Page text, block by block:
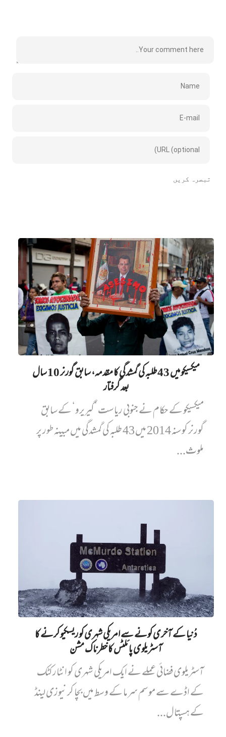
میکسیکو میں 43 طلبہ کی گمشدگی کا مقدمہ، سابق گورنر 10 سال
بعد گرفتار
میکسیکو کے حکام نے جنوبی ریاست ’گیریرو‘ کے سابق
گورنر کو سنہ 2014 میں 43 طلبہ کی گمشدگی میں مبینہ طور پر
ملوث...
دُنیا کے آخری کونے سے امریکی شہری کو ریسکیو کرنے کا
آسٹریلوی پائلٹس کا خطرناک مشن
آسٹریلوی فضائی عملے نے ایک امریکی شہری کو انٹارکٹک
کے اڈے سے موسم سرما کے وسط میں بچا کر نیوزی لینڈ
کے ہسپتال...